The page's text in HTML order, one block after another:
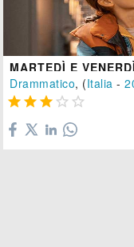
MARTEDÌ E VENERDÌ
Drammatico, (Italia -
    